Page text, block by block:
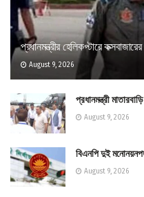
প্রধানমন্ত্রীর হেলিকপ্টারে
August 9, 2026
প্রধানমন্ত্রী
August 9, 2026
বিএনপি দুই
August 9, 2026